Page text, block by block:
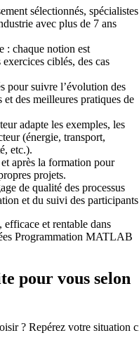
sélectionnés, spécialistes
avec plus de 7 ans
: chaque notion est
ciblés, des cas
pour suivre l’évolution des
des meilleures pratiques de
adapte les exemples, les
(énergie, transport,
etc.).
après la formation pour
projets.
de qualité des processus
et du suivi des
efficace et rentable dans
Programmation MATLAB
pour vous selon
? Repérez votre situation